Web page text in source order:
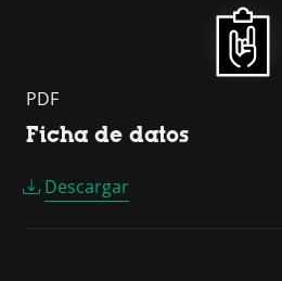
PDF
Ficha de datos
Descargar